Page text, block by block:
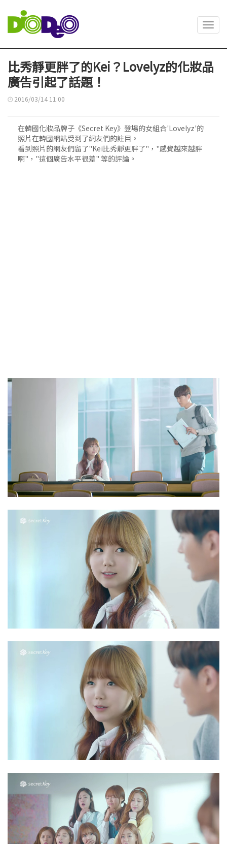
比秀靜更胖了的Kei？Lovelyz的化妝品
廣告引起了話題！
2016/03/14 11:00
在韓國化妝品牌子《Secret Key》登場的女組合'Lovelyz'的
照片在韓國網站受到了網友們的註目。
看到照片的網友們留了"Kei比秀靜更胖了"，"感覺越來越胖
啊"，"這個廣告水平很差" 等的評論。